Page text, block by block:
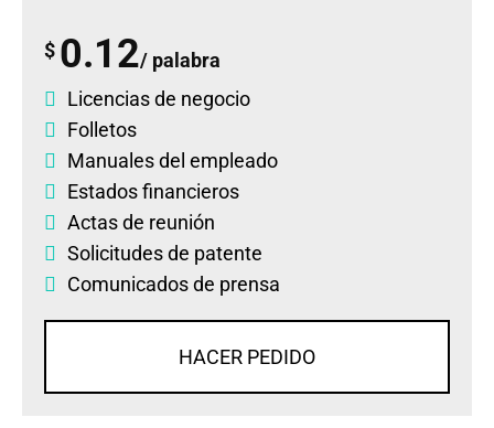
$ 0.12/ palabra
Licencias de negocio
Folletos
Manuales del empleado
Estados financieros
Actas de reunión
Solicitudes de patente
Comunicados de prensa
HACER PEDIDO